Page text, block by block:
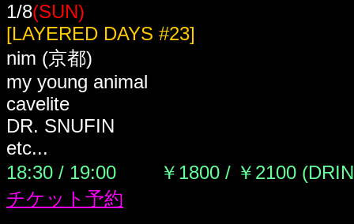
1/8(SUN)
[LAYERED DAYS #23]
nim (京都)
my young animal
cavelite
DR. SNUFIN
etc...
18:30 / 19:00 ￥1800 / ￥2100
チケット予約